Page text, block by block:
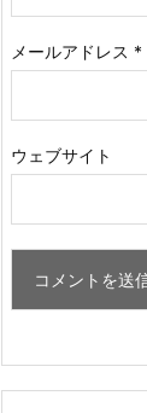
メールアドレス *
ウェブサイト